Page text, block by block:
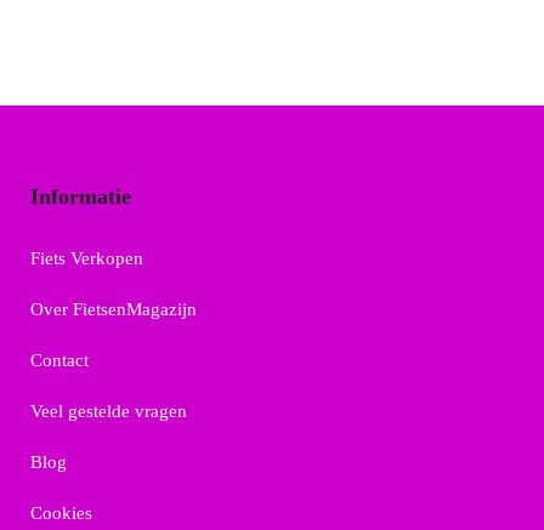
Informatie
Fiets Verkopen
Over FietsenMagazijn
Contact
Veel gestelde vragen
Blog
Cookies